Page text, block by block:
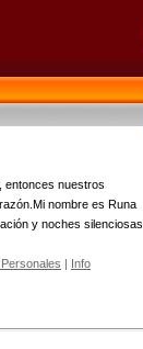
entonces nuestros
nombre es Runa
y noches silenciosas
| Info